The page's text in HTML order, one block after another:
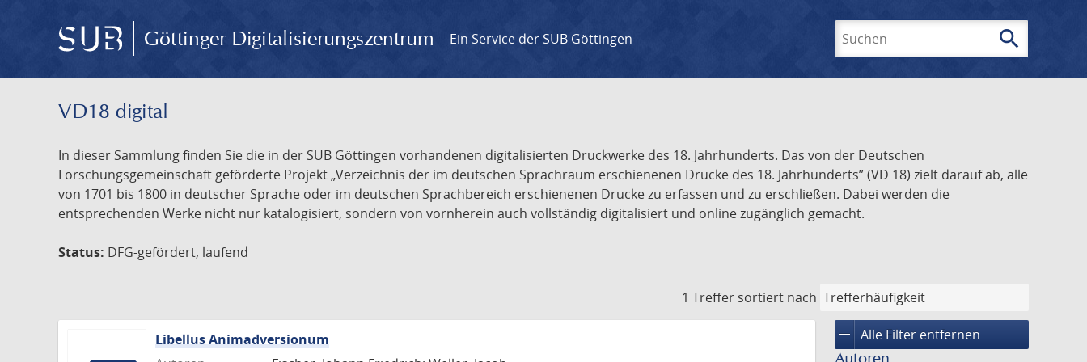
Göttinger Digitalisierungszentrum Ein Service der SUB Göttingen search
VD18 digital
In dieser Sammlung finden Sie die in der SUB Göttingen vorhandenen digitalisierten Druckwerke des 18. Jahrhunderts. Das von der Deutschen
Forschungsgemeinschaft geförderte Projekt „Verzeichnis der im deutschen Sprachraum erschienenen Drucke des 18. Jahrhunderts” (VD 18) zielt darauf ab, alle
von 1701 bis 1800 in deutscher Sprache oder im deutschen Sprachbereich erschienenen Drucke zu erfassen und zu erschließen. Dabei werden die
entsprechenden Werke nicht nur katalogisiert, sondern von vornherein auch vollständig digitalisiert und online zugänglich gemacht.
Status: DFG-gefördert, laufend
1 Treffer sortiert nach
remove Alle Filter entfernen
Libellus Animadversionum